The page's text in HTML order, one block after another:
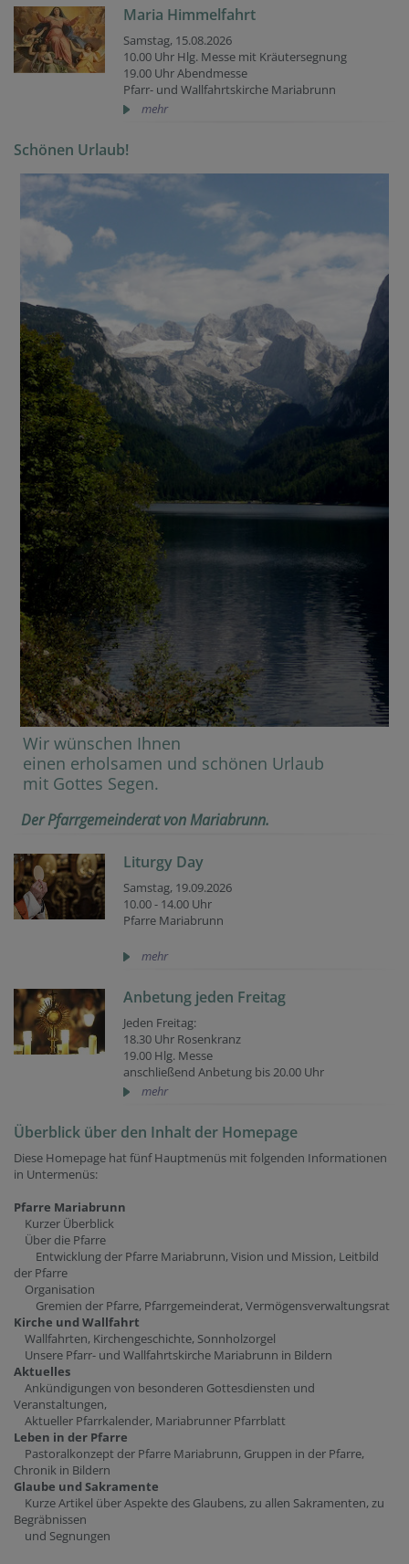
Maria Himmelfahrt
Samstag, 15.08.2026
10.00 Uhr Hlg. Messe mit Kräutersegnung
19.00 Uhr Abendmesse
Pfarr- und Wallfahrtskirche Mariabrunn
mehr
Schönen Urlaub!
Wir wünschen Ihnen
einen erholsamen und schönen Urlaub
mit Gottes Segen.
Der Pfarrgemeinderat von Mariabrunn.
Liturgy Day
Samstag, 19.09.2026
10.00 - 14.00 Uhr
Pfarre Mariabrunn
mehr
Anbetung jeden Freitag
Jeden Freitag:
18.30 Uhr Rosenkranz
19.00 Hlg. Messe
anschließend Anbetung bis 20.00 Uhr
mehr
Überblick über den Inhalt der Homepage
Diese Homepage hat fünf Hauptmenüs mit folgenden Informationen
in Untermenüs:
Pfarre Mariabrunn
Kurzer Überblick
Über die Pfarre
Entwicklung der Pfarre Mariabrunn, Vision und Mission, Leitbild
der Pfarre
Organisation
Gremien der Pfarre, Pfarrgemeinderat, Vermögensverwaltungsrat
Kirche und Wallfahrt
Wallfahrten, Kirchengeschichte, Sonnholzorgel
Unsere Pfarr- und Wallfahrtskirche Mariabrunn in Bildern
Aktuelles
Ankündigungen von besonderen Gottesdiensten und
Veranstaltungen,
Aktueller Pfarrkalender, Mariabrunner Pfarrblatt
Leben in der Pfarre
Pastoralkonzept der Pfarre Mariabrunn, Gruppen in der Pfarre,
Chronik in Bildern
Glaube und Sakramente
Kurze Artikel über Aspekte des Glaubens, zu allen Sakramenten, zu
Begräbnissen
und Segnungen